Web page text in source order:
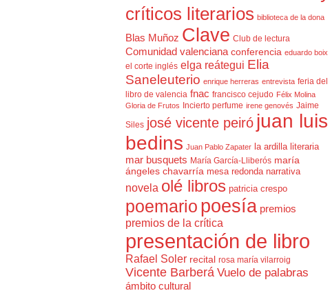
críticos literarios biblioteca de la dona
Blas Muñoz Clave Club de lectura
Comunidad valenciana conferencia eduardo boix
el corte inglés elga reátegui Elia
Saneleuterio enrique herreras entrevista feria del
libro de valencia fnac francisco cejudo Félix Molina
Gloria de Frutos
Incierto perfume irene genovés Jaime
Siles josé vicente peiró juan luis
bedins Juan Pablo Zapater la ardilla literaria
mar busquets María García-Lliberós maría
ángeles chavarría mesa redonda narrativa
novela olé libros patricia crespo
poemario poesía premios
premios de la crítica
presentación de libro
Rafael Soler recital rosa maría vilarroig
Vicente Barberá Vuelo de palabras
ámbito cultural